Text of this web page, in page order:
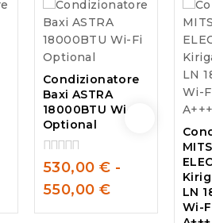
Condizionatore
Baxi ASTRA
18000BTU Wi-Fi
Optional
0
out
of
5
530,00 € -
550,00 €
LN
Wi-